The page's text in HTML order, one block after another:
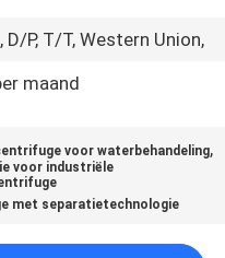
D/P, T/T, Western Union,
maand
voor waterbehandeling,
voor industriële
met separatietechnologie